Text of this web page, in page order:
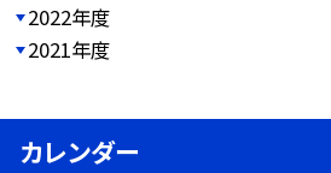
2022年度
2021年度
カレンダー